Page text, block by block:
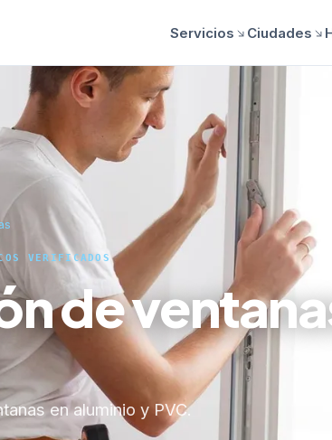
Servicios Ciudades
VERIFICADOS
de
en aluminio y PVC.